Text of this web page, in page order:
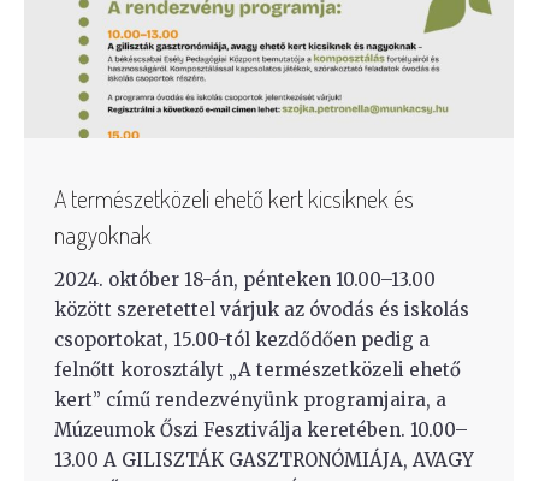
A természetközeli ehető kert kicsiknek és
nagyoknak
2024. október 18-án, pénteken 10.00–13.00
között szeretettel várjuk az óvodás és iskolás
csoportokat, 15.00-tól kezdődően pedig a
felnőtt korosztályt „A természetközeli ehető
kert” című rendezvényünk programjaira, a
Múzeumok Őszi Fesztiválja keretében. 10.00–
13.00 A GILISZTÁK GASZTRONÓMIÁJA, AVAGY